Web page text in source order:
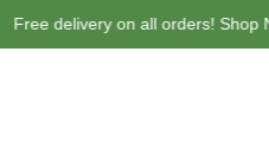
Free delivery on all orders! Shop